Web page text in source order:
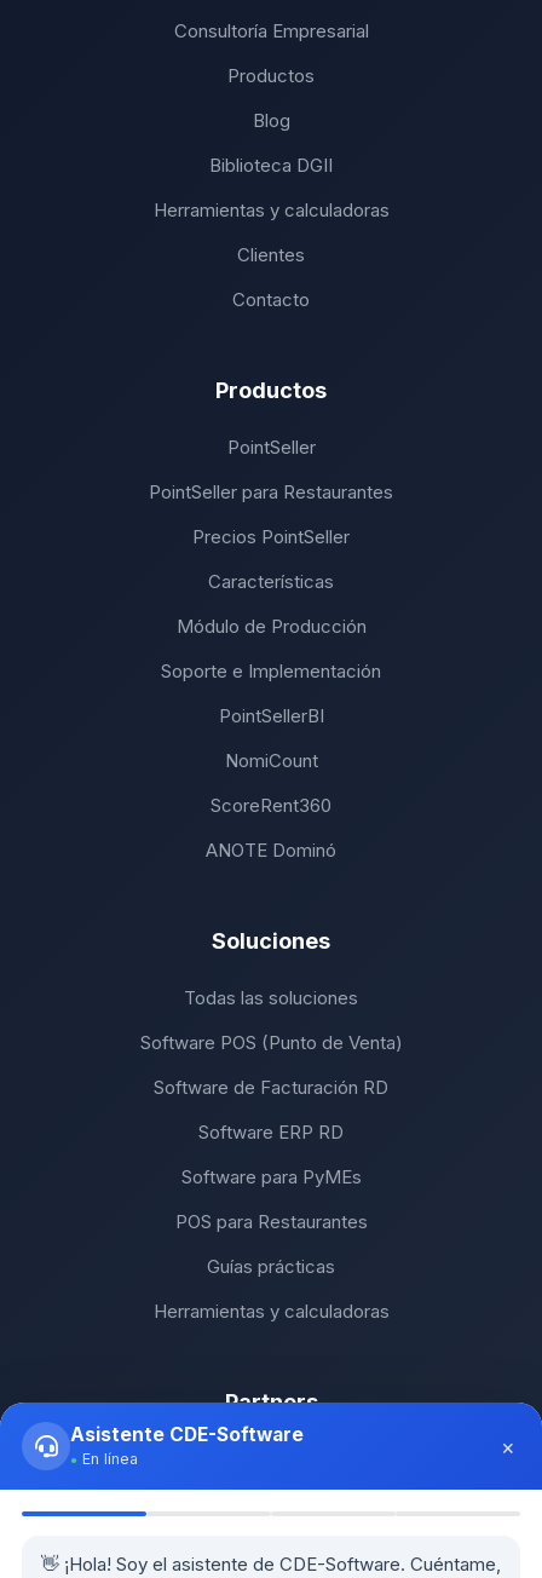
Consultoría Empresarial
Productos
Blog
Biblioteca DGII
Herramientas y calculadoras
Clientes
Contacto
Productos
PointSeller
PointSeller para Restaurantes
Precios PointSeller
Características
Módulo de Producción
Soporte e Implementación
PointSellerBI
NomiCount
ScoreRent360
ANOTE Dominó
Soluciones
Todas las soluciones
Software POS (Punto de Venta)
Software de Facturación RD
Software ERP RD
Software para PyMEs
POS para Restaurantes
Guías prácticas
Herramientas y calculadoras
Partners
Asistente CDE-Software
En línea ×
👋 ¡Hola! Soy el asistente de CDE-Software. Cuéntame,